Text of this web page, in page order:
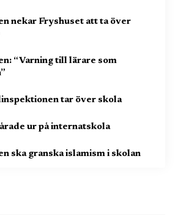
nekar Fryshuset att ta över
“Varning till lärare som
tar över skola
ur på internatskola
ska granska islamism i skolan